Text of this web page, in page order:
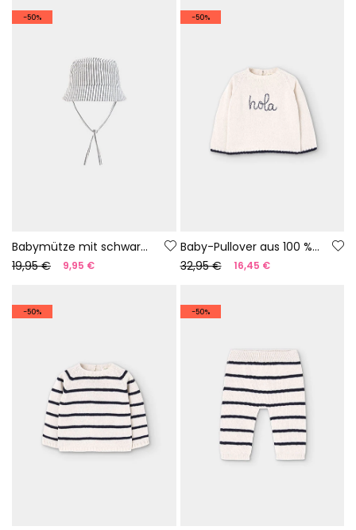
-50%
Babymütze mit schwarzen und weißen Streifen
19,95 €
9,95 €
-50%
Baby-Pullover aus 100 % recyceltem Garn | Limited Edition
32,95 €
16,45 €
-50% -50%